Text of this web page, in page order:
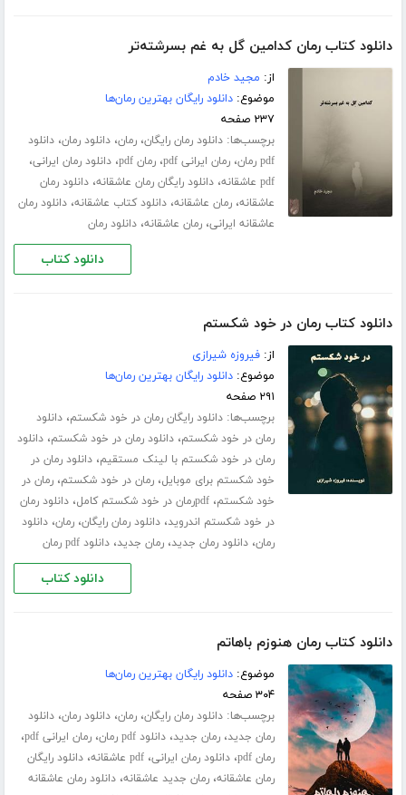
دانلود کتاب رمان کدامین گل به غم بسرشته‌تر
از: مجید خادم
موضوع:دانلود رایگان بهترین رمان‌ها
۲۳۷ صفحه
برچسب‌ها:دانلود رمان رایگان،رمان،دانلود رمان،دانلود
pdf رمان
،رمان ایرانی pdf ،رمان pdf ،دانلود رمان ایرانی،
pdf عاشقانه ،دانلود رایگان رمان عاشقانه،دانلود رمان
عاشقانه،رمان عاشقانه،دانلود کتاب عاشقانه،دانلود رمان
عاشقانه ایرانی،رمان عاشقانه،دانلود رمان
دانلود کتاب
دانلود کتاب رمان در خود شکستم
از:فیروزه شیرازی
موضوع:دانلود رایگان بهترین رمان‌ها
۲۹۱ صفحه
برچسب‌ها:دانلود رایگان رمان در خود شکستم،دانلود
رمان در خود شکستم،دانلود رمان در خود شکستم،دانلود
رمان در خود شکستم با لینک مستقیم،دانلود رمان در
خود شکستم برای موبایل،رمان در خود شکستم،رمان در
خود شکستم،pdfرمان در خود شکستم کامل ،دانلود رمان
در خود شکستم اندروید،دانلود رمان رایگان،رمان،دانلود
رمان،دانلود رمان جدید،رمان جدید،دانلود pdf رمان
دانلود کتاب
دانلود کتاب رمان هنوزم باهاتم
موضوع:دانلود رایگان بهترین رمان‌ها
۳۰۴ صفحه
برچسب‌ها:دانلود رمان رایگان،رمان،دانلود رمان،دانلود
رمان جدید،رمان جدید،دانلود pdf رمان ،رمان ایرانی pdf ،
رمان pdf ،دانلود رمان ایرانی،pdf عاشقانه ،دانلود رایگان
رمان عاشقانه،رمان جدید عاشقانه،دانلود رمان عاشقانه